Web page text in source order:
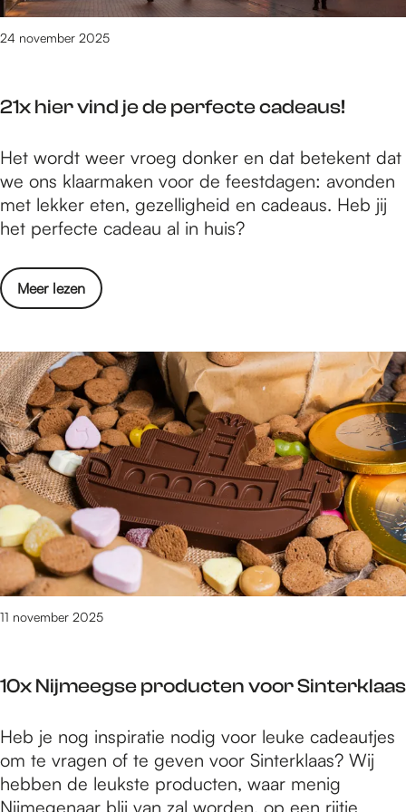
j
m
g
e
n
w
k
l
s
i
n
i
g
e
n
21x hier vind je de perfecte cadeaus!
24 november 2025
2
1
x
h
e
r
n
d
j
e
d
e
p
e
r
e
c
e
c
d
e
a
Het wordt weer vroeg donker en dat betekent dat
we ons klaarmaken voor de feestdagen: avonden
met lekker eten, gezelligheid en cadeaus. Heb jij
het perfecte cadeau al in huis?
Meer lezen
o
v
r
2
1
x
h
i
e
r
v
i
n
d
d
p
e
r
f
10x Nijmeegse producten voor Sinterklaas
11 november 2025
1
0
x
N
Heb je nog inspiratie nodig voor leuke cadeautjes
om te vragen of te geven voor Sinterklaas? Wij
hebben de leukste producten, waar menig
Nijmegenaar blij van zal worden, op een rijtje